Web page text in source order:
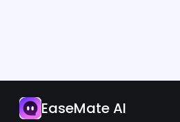
Atualize
EaseMate AI